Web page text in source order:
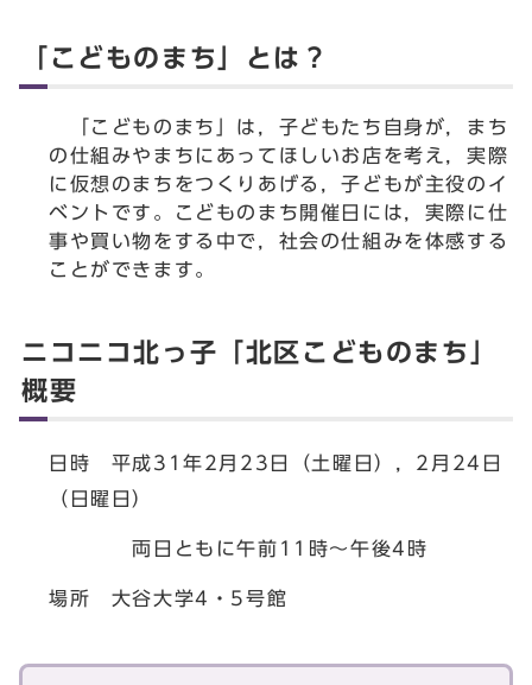
「こどものまち」とは？
「こどものまち」は，子どもたち自身が，まち
の仕組みやまちにあってほしいお店を考え，実際
に仮想のまちをつくりあげる，子どもが主役のイ
ベントです。こどものまち開催日には，実際に仕
事や買い物をする中で，社会の仕組みを体感する
ことができます。
ニコニコ北っ子「北区こどものまち」
概要
日時 平成31年2月23日（土曜日），2月24日
（日曜日）
両日ともに午前11時～午後4時
場所 大谷大学4・5号館